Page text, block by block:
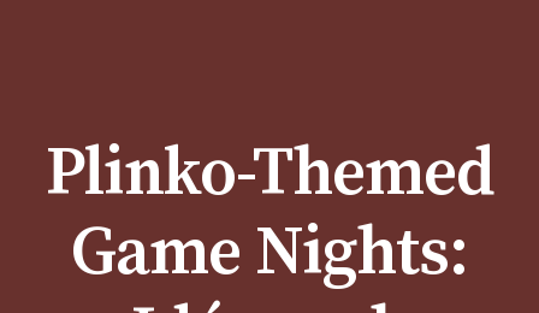
Plinko-Themed
Game Nights: